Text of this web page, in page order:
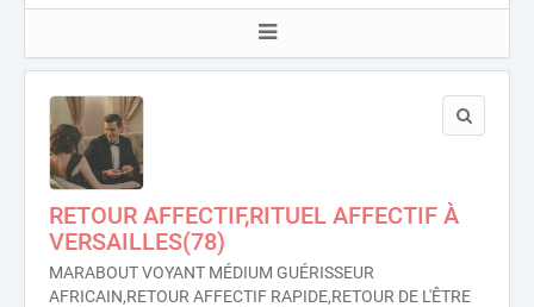
RETOUR AFFECTIF,RITUEL AFFECTIF À
VERSAILLES(78)
MARABOUT VOYANT MÉDIUM GUÉRISSEUR
AFRICAIN,RETOUR AFFECTIF RAPIDE,RETOUR DE L'ÊTRE